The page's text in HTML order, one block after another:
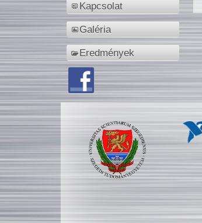
Kapcsolat
Galéria
Eredmények